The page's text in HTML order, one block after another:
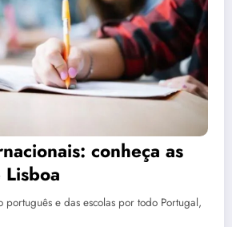
conheça as
e das escolas por todo Portugal,